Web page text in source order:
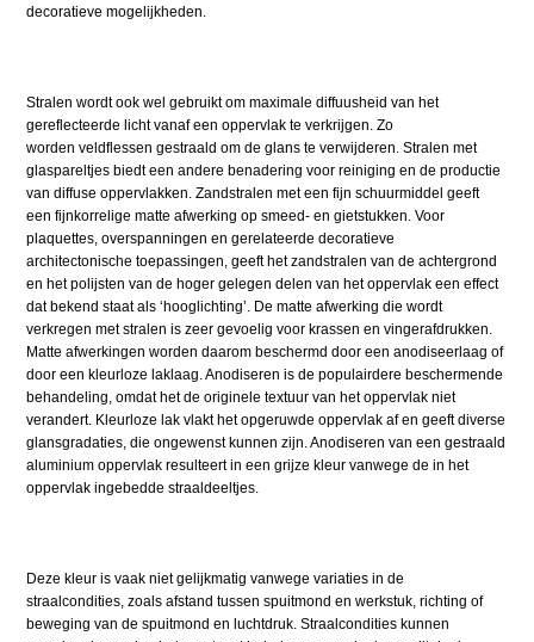
decoratieve mogelijkheden.
Stralen wordt ook wel gebruikt om maximale diffuusheid van het
gereflecteerde licht vanaf een oppervlak te verkrijgen. Zo
worden veldflessen gestraald om de glans te verwijderen. Stralen met
glaspareltjes biedt een andere benadering voor reiniging en de productie
van diffuse oppervlakken. Zandstralen met een fijn schuurmiddel geeft
een fijnkorrelige matte afwerking op smeed- en gietstukken. Voor
plaquettes, overspanningen en gerelateerde decoratieve
architectonische toepassingen, geeft het zandstralen van de achtergrond
en het polijsten van de hoger gelegen delen van het oppervlak een effect
dat bekend staat als ‘hooglichting’. De matte afwerking die wordt
verkregen met stralen is zeer gevoelig voor krassen en vingerafdrukken.
Matte afwerkingen worden daarom beschermd door een anodiseerlaag of
door een kleurloze laklaag. Anodiseren is de populairdere beschermende
behandeling, omdat het de originele textuur van het oppervlak niet
verandert. Kleurloze lak vlakt het opgeruwde oppervlak af en geeft diverse
glansgradaties, die ongewenst kunnen zijn. Anodiseren van een gestraald
aluminium oppervlak resulteert in een grijze kleur vanwege de in het
oppervlak ingebedde straaldeeltjes.
Deze kleur is vaak niet gelijkmatig vanwege variaties in de
straalcondities, zoals afstand tussen spuitmond en werkstuk, richting of
beweging van de spuitmond en luchtdruk. Straalcondities kunnen